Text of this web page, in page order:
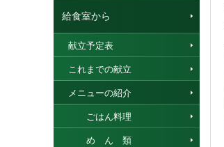
給食室から
献立予定表
これまでの献立
メニューの紹介
ごはん料理
め ん 類